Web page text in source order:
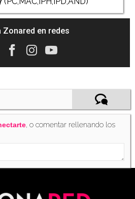
Zonared en redes
, o comentar rellenando los